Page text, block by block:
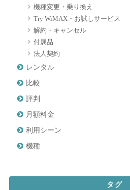
機種変更・乗り換え
Try WiMAX・お試しサービス
解約・キャンセル
付属品
法人契約
レンタル
比較
評判
月額料金
利用シーン
機種
タグ